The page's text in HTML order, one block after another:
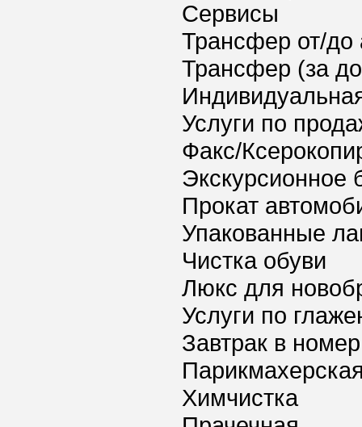
Сервисы
Трансфер от/до
Трансфер (за
Услуги по
Факс/
Экскурсионное
Прокат
Упакованные
Чистка обуви
Люкс для
Услуги по
Завтрак в номер
Химчистка